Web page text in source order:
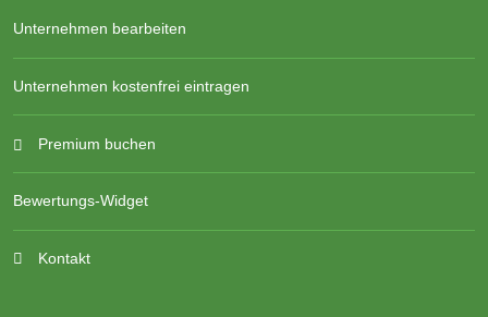
Unternehmen bearbeiten
Unternehmen kostenfrei eintragen
Premium buchen
Bewertungs-Widget
Kontakt